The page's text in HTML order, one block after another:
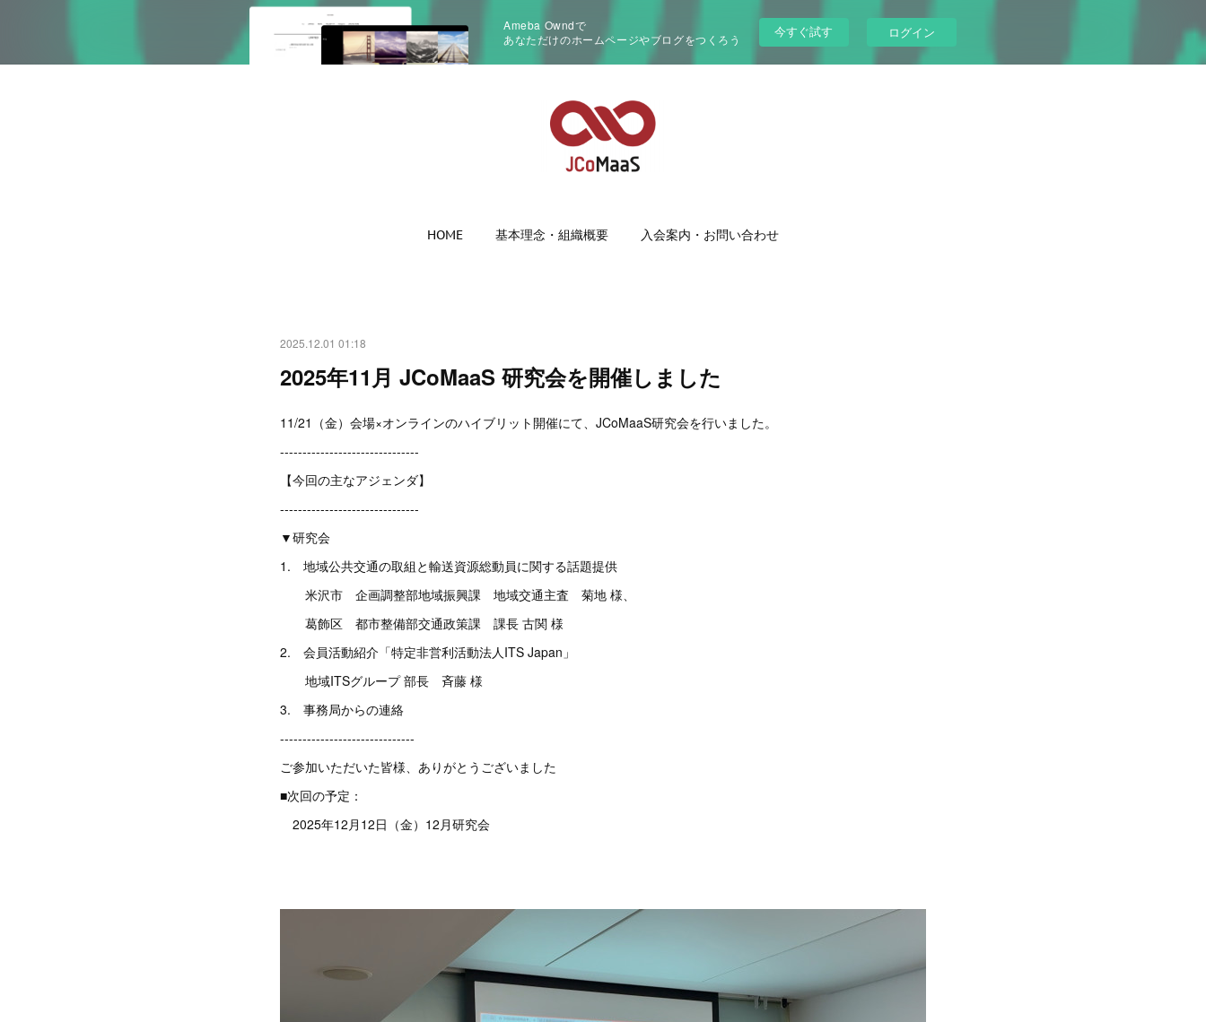
Ameba Owndで
あなただけのホームページやブログをつくろう
今すぐ試す ログイン
HOME 基本理念・組織概要 入会案内・お問い合わせ
2025.12.01 01:18
2025年11月 JCoMaaS 研究会を開催しました
11/21（金）会場×オンラインのハイブリット開催にて、JCoMaaS研究会を行いました。
-------------------------------
【今回の主なアジェンダ】
-------------------------------
▼研究会
1. 地域公共交通の取組と輸送資源総動員に関する話題提供
米沢市 企画調整部地域振興課 地域交通主査 菊地 様、
葛飾区 都市整備部交通政策課 課長 古関 様
2. 会員活動紹介「特定非営利活動法人ITS Japan」
地域ITSグループ 部長 斉藤 様
3. 事務局からの連絡
------------------------------
ご参加いただいた皆様、ありがとうございました
■次回の予定：
2025年12月12日（金）12月研究会